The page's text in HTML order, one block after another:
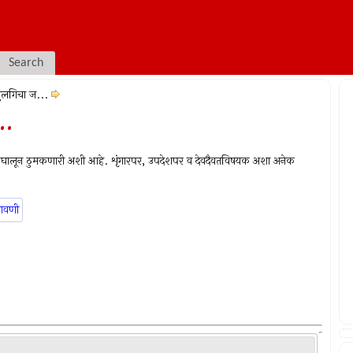
Search
ज...
घालून ठुमकणारी अशी आहे. शृंगारपर, उपदेशपर व देवदैवतविषयक अशा अनेक